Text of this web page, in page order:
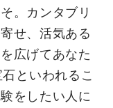
。カンタブリ
せ、活気ある
広げてあなた
といわれるこ
をしたい人に